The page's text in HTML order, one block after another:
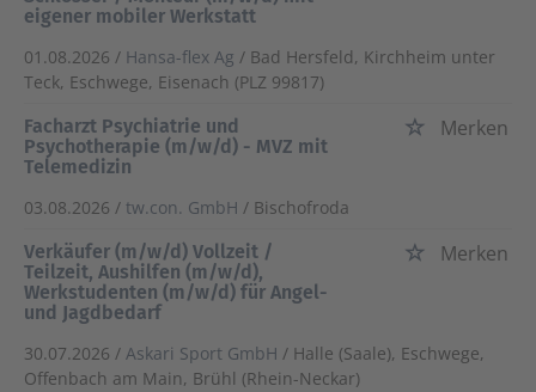
eigener mobiler Werkstatt
01.08.2026 / Hansa-flex Ag / Bad Hersfeld, Kirchheim unter
Teck, Eschwege, Eisenach (PLZ 99817)
Facharzt Psychiatrie und
Psychotherapie (m/w/d) - MVZ mit
Telemedizin
Merken
03.08.2026 / tw.con. GmbH / Bischofroda
Verkäufer (m/w/d) Vollzeit /
Teilzeit, Aushilfen (m/w/d),
Werkstudenten (m/w/d) für Angel-
und Jagdbedarf
Merken
30.07.2026 / Askari Sport GmbH / Halle (Saale), Eschwege,
Offenbach am Main, Brühl (Rhein-Neckar)